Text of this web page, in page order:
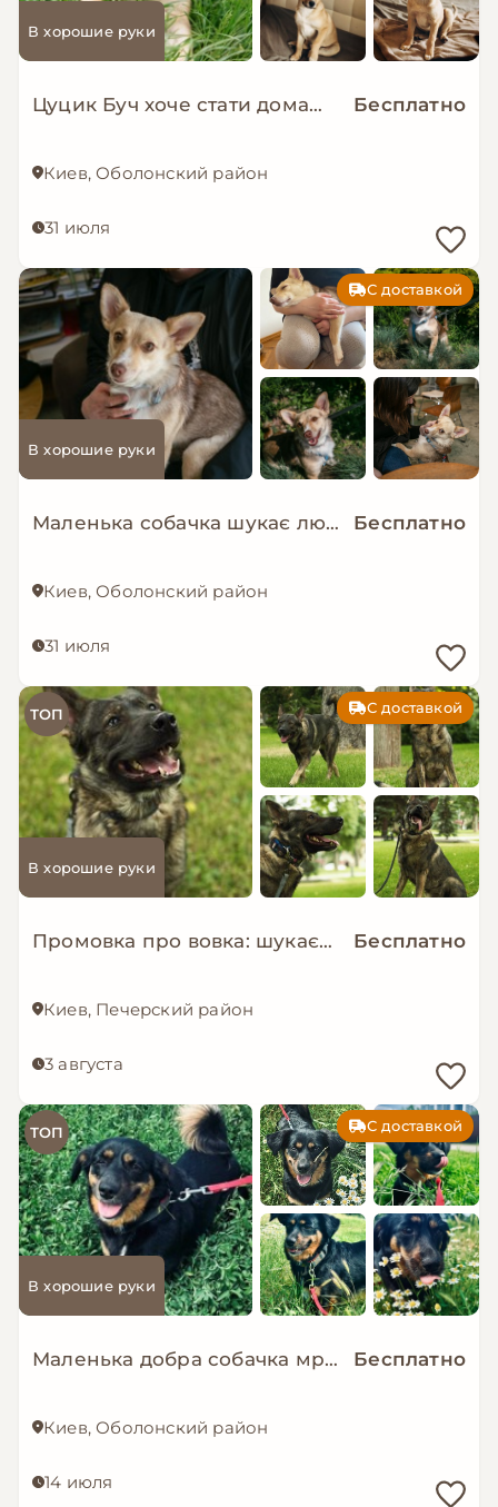
В хорошие руки
Цуцик Буч хоче стати домашнім! Бесплатно
Киев, Оболонский район
31 июля
С доставкой
В хорошие руки
Маленька собачка шукає люблячу і надійну родину! Бесплатно
Киев, Оболонский район
31 июля
ТОП С доставкой
В хорошие руки
Промовка про вовка: шукаємо дім! Бесплатно
Киев, Печерский район
3 августа
ТОП С доставкой
В хорошие руки
Маленька добра собачка мріє знову стати домашньою! Бесплатно
Киев, Оболонский район
14 июля